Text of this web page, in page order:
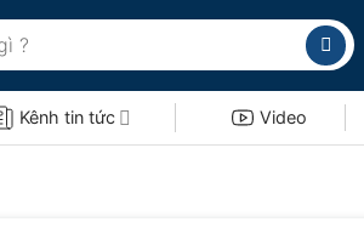
Kênh tin tức Video